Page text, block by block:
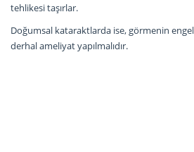
tehlikesi taşırlar.
Doğumsal kataraktlarda ise, görmenin
derhal ameliyat yapılmalıdır.